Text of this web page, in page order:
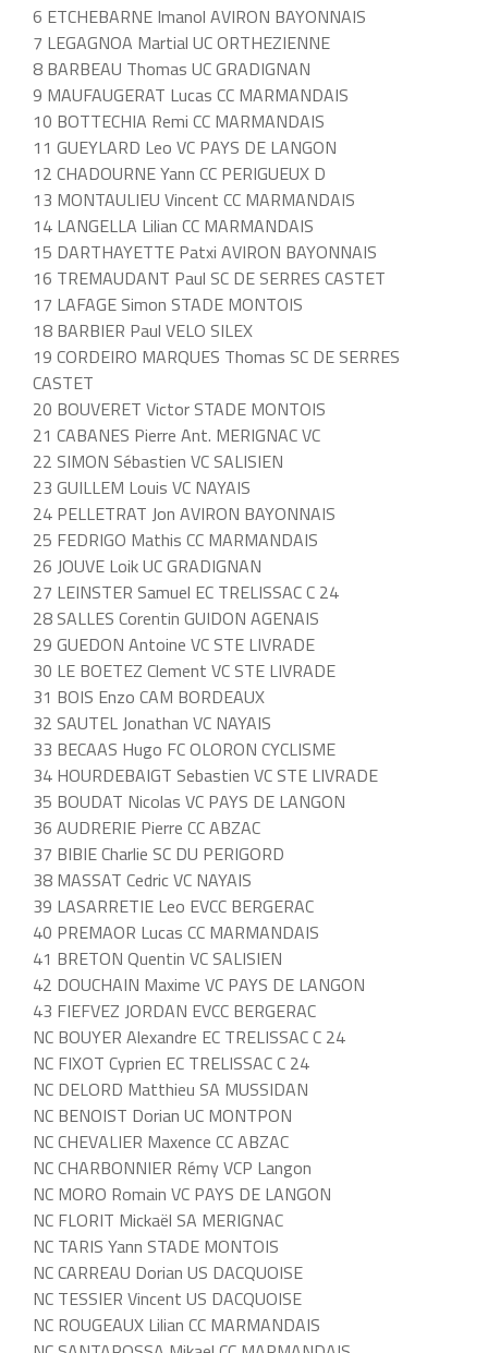
6 ETCHEBARNE Imanol AVIRON BAYONNAIS
7 LEGAGNOA Martial UC ORTHEZIENNE
8 BARBEAU Thomas UC GRADIGNAN
9 MAUFAUGERAT Lucas CC MARMANDAIS
10 BOTTECHIA Remi CC MARMANDAIS
11 GUEYLARD Leo VC PAYS DE LANGON
12 CHADOURNE Yann CC PERIGUEUX D
13 MONTAULIEU Vincent CC MARMANDAIS
14 LANGELLA Lilian CC MARMANDAIS
15 DARTHAYETTE Patxi AVIRON BAYONNAIS
16 TREMAUDANT Paul SC DE SERRES CASTET
17 LAFAGE Simon STADE MONTOIS
18 BARBIER Paul VELO SILEX
19 CORDEIRO MARQUES Thomas SC DE SERRES
CASTET
20 BOUVERET Victor STADE MONTOIS
21 CABANES Pierre Ant. MERIGNAC VC
22 SIMON Sébastien VC SALISIEN
23 GUILLEM Louis VC NAYAIS
24 PELLETRAT Jon AVIRON BAYONNAIS
25 FEDRIGO Mathis CC MARMANDAIS
26 JOUVE Loik UC GRADIGNAN
27 LEINSTER Samuel EC TRELISSAC C 24
28 SALLES Corentin GUIDON AGENAIS
29 GUEDON Antoine VC STE LIVRADE
30 LE BOETEZ Clement VC STE LIVRADE
31 BOIS Enzo CAM BORDEAUX
32 SAUTEL Jonathan VC NAYAIS
33 BECAAS Hugo FC OLORON CYCLISME
34 HOURDEBAIGT Sebastien VC STE LIVRADE
35 BOUDAT Nicolas VC PAYS DE LANGON
36 AUDRERIE Pierre CC ABZAC
37 BIBIE Charlie SC DU PERIGORD
38 MASSAT Cedric VC NAYAIS
39 LASARRETIE Leo EVCC BERGERAC
40 PREMAOR Lucas CC MARMANDAIS
41 BRETON Quentin VC SALISIEN
42 DOUCHAIN Maxime VC PAYS DE LANGON
43 FIEFVEZ JORDAN EVCC BERGERAC
NC BOUYER Alexandre EC TRELISSAC C 24
NC FIXOT Cyprien EC TRELISSAC C 24
NC DELORD Matthieu SA MUSSIDAN
NC BENOIST Dorian UC MONTPON
NC CHEVALIER Maxence CC ABZAC
NC CHARBONNIER Rémy VCP Langon
NC MORO Romain VC PAYS DE LANGON
NC FLORIT Mickaël SA MERIGNAC
NC TARIS Yann STADE MONTOIS
NC CARREAU Dorian US DACQUOISE
NC TESSIER Vincent US DACQUOISE
NC ROUGEAUX Lilian CC MARMANDAIS